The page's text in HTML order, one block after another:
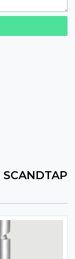
SCANDTAP